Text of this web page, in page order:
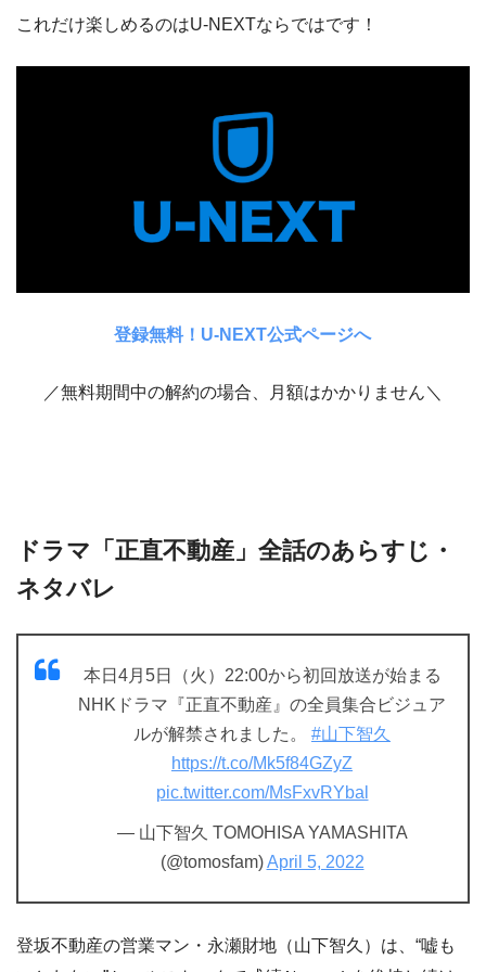
これだけ楽しめるのはU-NEXTならではです！
登録無料！U-NEXT公式ページへ
／無料期間中の解約の場合、月額はかかりません＼
ドラマ「正直不動産」全話のあらすじ・
ネタバレ
本日4月5日（火）22:00から初回放送が始まる
NHKドラマ『正直不動産』の全員集合ビジュア
ルが解禁されました。 #山下智久
https://t.co/Mk5f84GZyZ
pic.twitter.com/MsFxvRYbal
— 山下智久 TOMOHISA YAMASHITA
(@tomosfam)April 5, 2022
登坂不動産の営業マン・永瀬財地（山下智久）は、“嘘も